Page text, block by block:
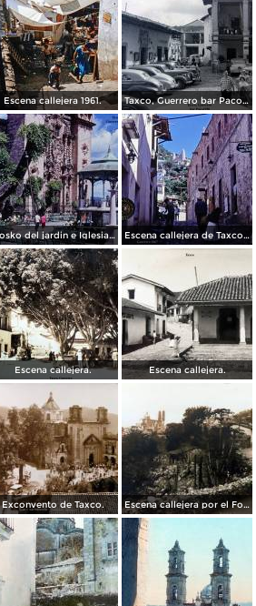
Escena callejera 1961. Taxco, Guerrero bar Paco 1950
Kiosko del jardin e Iglesia de Taxco, Guerrero 1967. Escena callejera de Taxco, Guerrero 1967.
Escena callejera. Escena callejera.
Exconvento de Taxco. Escena callejera por el Fotógrafo Hugo Brehme..